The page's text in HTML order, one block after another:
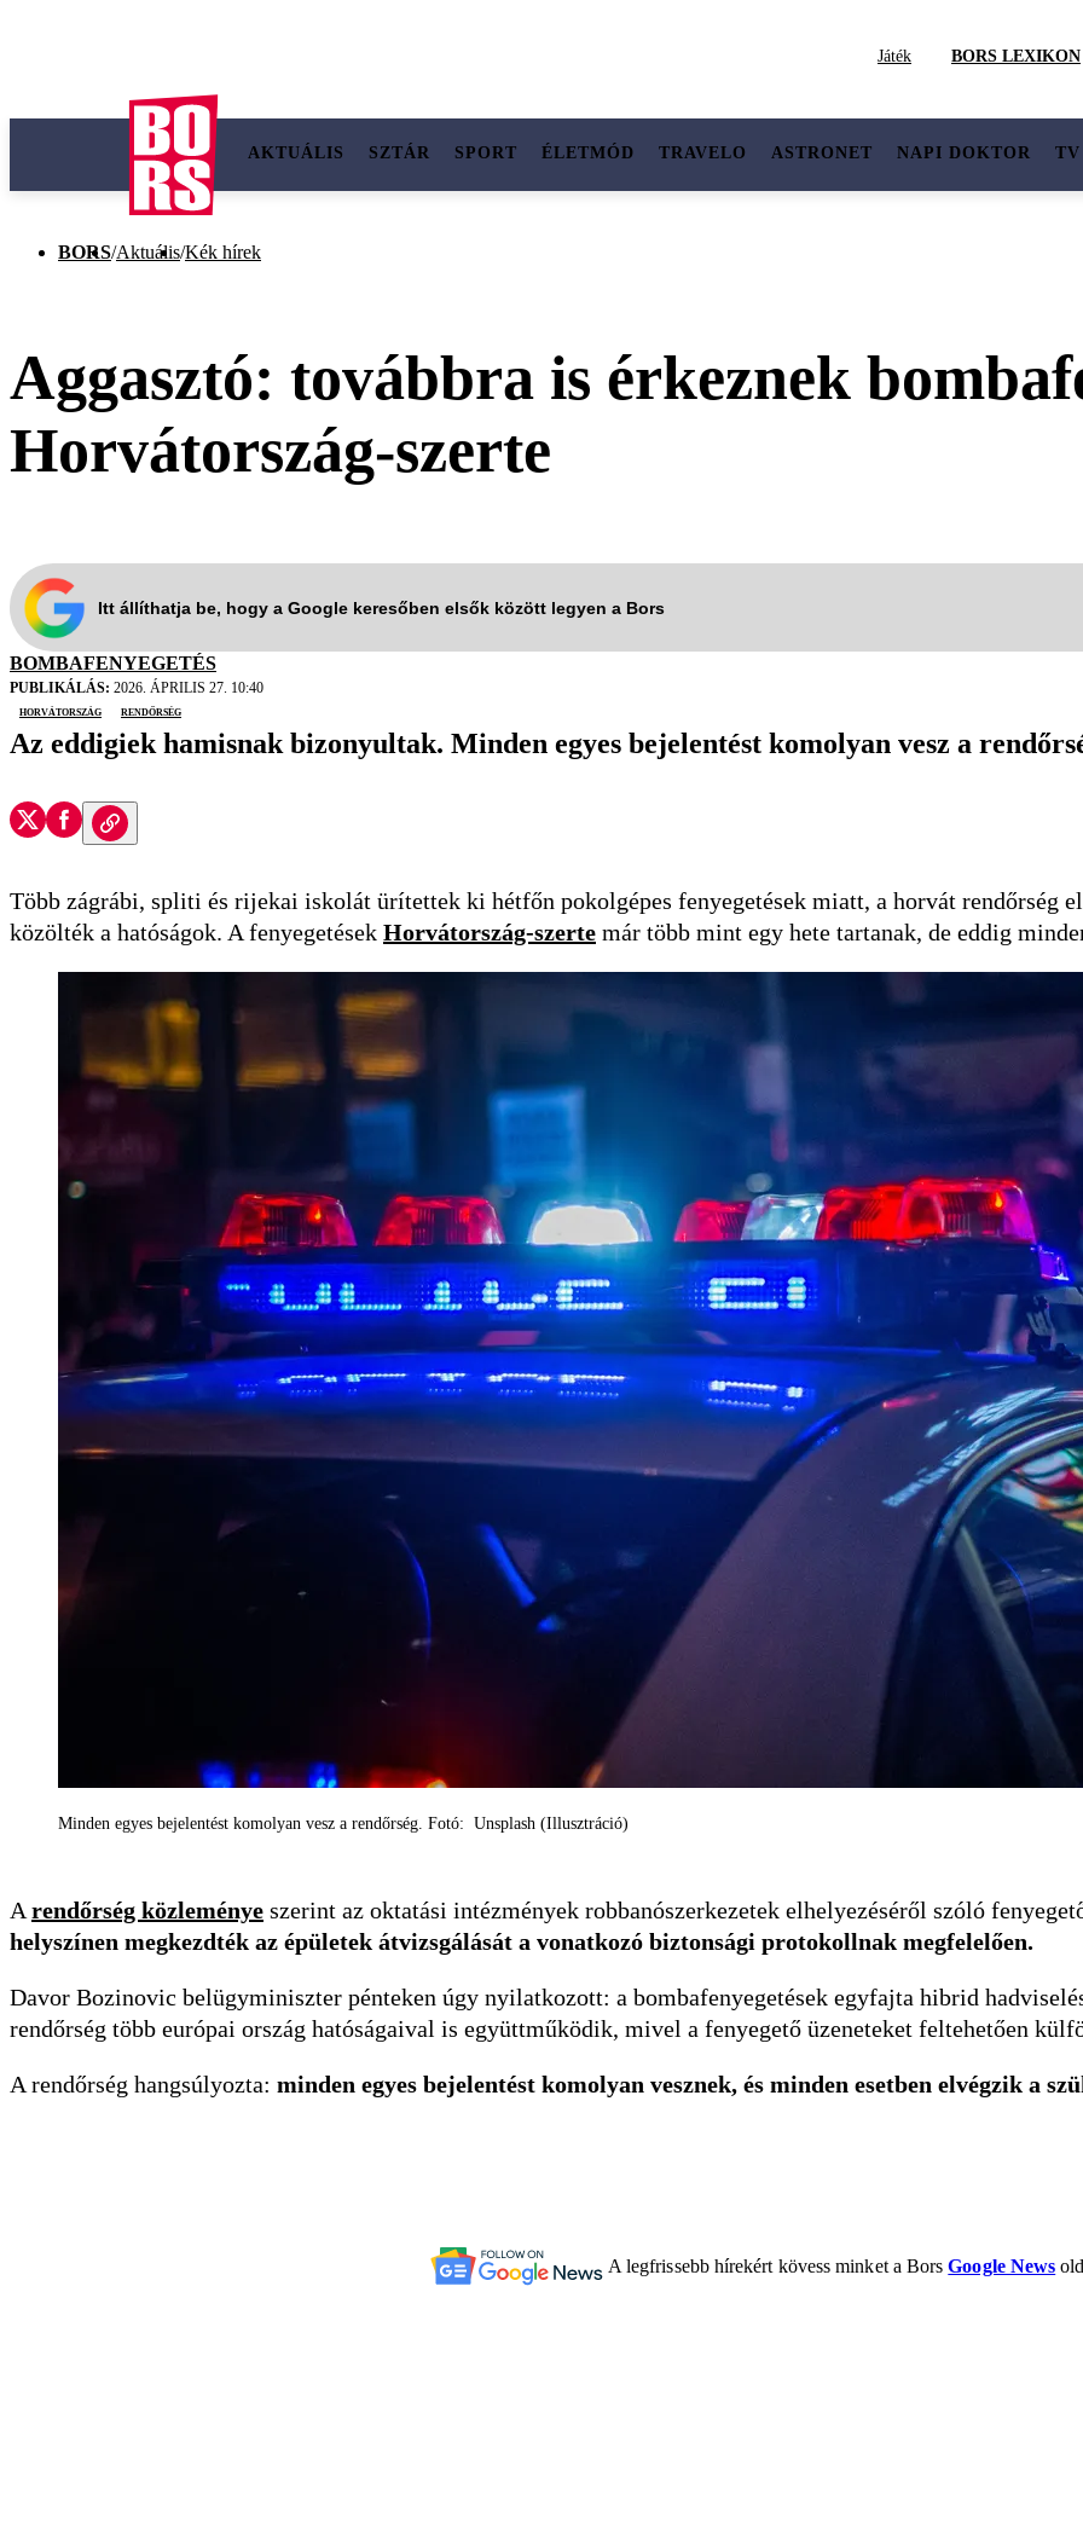
Játék BORS LEXIKON
AKTUÁLIS SZTÁR SPORT ÉLETMÓD TRAVELO ASTRONET NAPI DOKTOR TV
BORS/Aktuális/Kék hírek
Aggasztó: továbbra is érkeznek
Horvátország-szerte
Itt állíthatja be, hogy a Google keresőben elsők között legyen a Bors
BOMBAFENYEGETÉS
PUBLIKÁLÁS: 2026. ÁPRILIS 27. 10:40
Horvátország
rendőrség
Az eddigiek hamisnak bizonyultak. Minden egyes bejelentést komolyan vesz a
Több zágrábi, spliti és rijekai iskolát ürítettek ki hétfőn pokolgépes fenyegetések miatt, a horvát rendőrség
közölték a hatóságok. A fenyegetések Horvátország-szerte már több mint egy hete tartanak, de eddig
Minden egyes bejelentést komolyan vesz a rendőrség. Fotó: Unsplash (Illusztráció)
A rendőrség közleménye szerint az oktatási intézmények robbanószerkezetek elhelyezéséről szóló
helyszínen megkezdték az épületek átvizsgálását a vonatkozó biztonsági protokollnak megfelelően.
Davor Bozinovic belügyminiszter pénteken úgy nyilatkozott: a bombafenyegetések egyfajta hibrid
rendőrség több európai ország hatóságaival is együttműködik, mivel a fenyegető üzeneteket feltehetően
A rendőrség hangsúlyozta: minden egyes bejelentést komolyan vesznek, és minden esetben elvégzik a
A legfrissebb hírekért kövess minket a BorsGoogle News